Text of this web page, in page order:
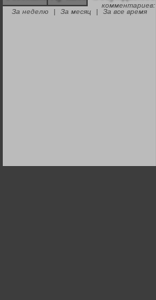
"Аркадий Коц" на
эгалите-фесте "Не
комментариев:
За неделю
| За месяц | За все время